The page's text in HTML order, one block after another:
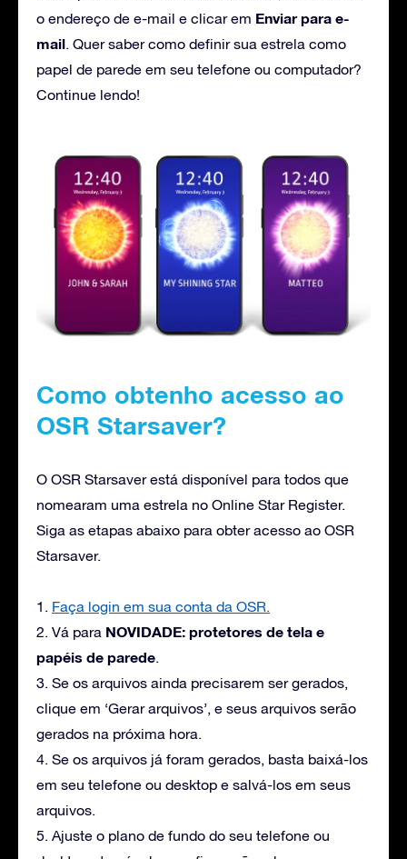
o endereço de e-mail e clicar em Enviar para e-
mail. Quer saber como definir sua estrela como
papel de parede em seu telefone ou computador?
Continue lendo!
Como obtenho acesso ao
OSR Starsaver?
O OSR Starsaver está disponível para todos que
nomearam uma estrela no Online Star Register.
Siga as etapas abaixo para obter acesso ao OSR
Starsaver.
1. Faça login em sua conta da OSR.
2. Vá para NOVIDADE: protetores de tela e
papéis de parede
3. Se os arquivos ainda precisarem ser gerados,
clique em ‘Gerar arquivos’, e seus arquivos serão
gerados na próxima hora.
4. Se os arquivos já foram gerados, basta baixá-los
em seu telefone ou desktop e salvá-los em seus
arquivos.
5. Ajuste o plano de fundo do seu telefone ou